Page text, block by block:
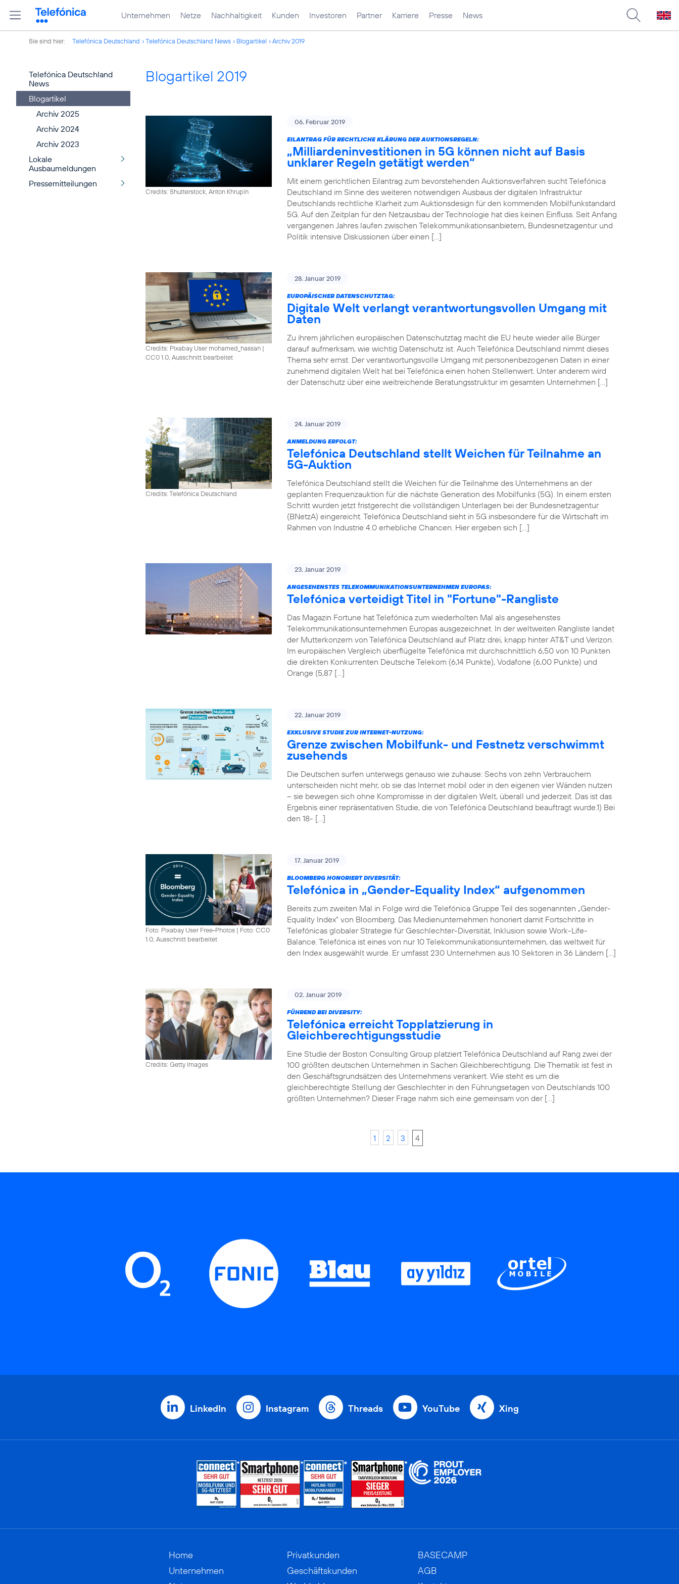
Unternehmen Netze Nachhaltigkeit Kunden Investoren Partner Karriere Presse News
Sie sind hier: Telefónica Deutschland Telefónica Deutschland News Blogartikel Archiv 2019
Telefónica Deutschland
News
Blogartikel
Archiv 2025
Archiv 2024
Archiv 2023
Lokale
Ausbaumeldungen
Pressemitteilungen
Blogartikel 2019
Credits: Shutterstock, Anton Khrupin
06. Februar 2019
EILANTRAG FÜR RECHTLICHE KLÄRUNG DER AUKTIONSREGELN:
„Milliardeninvestitionen in 5G können nicht auf Basis
unklarer Regeln getätigt werden“
Mit einem gerichtlichen Eilantrag zum bevorstehenden Auktionsverfahren sucht Telefónica
Deutschland im Sinne des weiteren notwendigen Ausbaus der digitalen Infrastruktur
Deutschlands rechtliche Klarheit zum Auktionsdesign für den kommenden Mobilfunkstandard
5G. Auf den Zeitplan für den Netzausbau der Technologie hat dies keinen Einfluss. Seit Anfang
vergangenen Jahres laufen zwischen Telekommunikationsanbietern, Bundesnetzagentur und
Politik intensive Diskussionen über einen […]
Credits: Pixabay User mohamed_hassan |
CC0 1.0, Ausschnitt bearbeitet
28. Januar 2019
EUROPÄISCHER DATENSCHUTZTAG:
Digitale Welt verlangt verantwortungsvollen Umgang mit
Daten
Zu ihrem jährlichen europäischen Datenschutztag macht die EU heute wieder alle Bürger
darauf aufmerksam, wie wichtig Datenschutz ist. Auch Telefónica Deutschland nimmt dieses
Thema sehr ernst. Der verantwortungsvolle Umgang mit personenbezogenen Daten in einer
zunehmend digitalen Welt hat bei Telefónica einen hohen Stellenwert. Unter anderem wird
der Datenschutz über eine weitreichende Beratungsstruktur im gesamten Unternehmen […]
Credits: Telefónica Deutschland
24. Januar 2019
ANMELDUNG ERFOLGT:
Telefónica Deutschland stellt Weichen für Teilnahme an
5G-Auktion
Telefónica Deutschland stellt die Weichen für die Teilnahme des Unternehmens an der
geplanten Frequenzauktion für die nächste Generation des Mobilfunks (5G). In einem ersten
Schritt wurden jetzt fristgerecht die vollständigen Unterlagen bei der Bundesnetzagentur
(BNetzA) eingereicht. Telefónica Deutschland sieht in 5G insbesondere für die Wirtschaft im
Rahmen von Industrie 4.0 erhebliche Chancen. Hier ergeben sich […]
23. Januar 2019
ANGESEHENSTES TELEKOMMUNIKATIONSUNTERNEHMEN EUROPAS:
Telefónica verteidigt Titel in "Fortune"-Rangliste
Das Magazin Fortune hat Telefónica zum wiederholten Mal als angesehenstes
Telekommunikationsunternehmen Europas ausgezeichnet. In der weltweiten Rangliste landet
der Mutterkonzern von Telefónica Deutschland auf Platz drei, knapp hinter AT&T und Verizon.
Im europäischen Vergleich überflügelte Telefónica mit durchschnittlich 6,50 von 10 Punkten
die direkten Konkurrenten Deutsche Telekom (6,14 Punkte), Vodafone (6,00 Punkte) und
Orange (5,87 […]
22. Januar 2019
EXKLUSIVE STUDIE ZUR INTERNET-NUTZUNG:
Grenze zwischen Mobilfunk- und Festnetz verschwimmt
zusehends
Die Deutschen surfen unterwegs genauso wie zuhause: Sechs von zehn Verbrauchern
unterscheiden nicht mehr, ob sie das Internet mobil oder in den eigenen vier Wänden nutzen
– sie bewegen sich ohne Kompromisse in der digitalen Welt, überall und jederzeit. Das ist das
Ergebnis einer repräsentativen Studie, die von Telefónica Deutschland beauftragt wurde.1) Bei
den 18- […]
Foto: Pixabay User Free-Photos | Foto: CC0
1.0, Ausschnitt bearbeitet
17. Januar 2019
BLOOMBERG HONORIERT DIVERSITÄT:
Telefónica in „Gender-Equality Index“ aufgenommen
Bereits zum zweiten Mal in Folge wird die Telefónica Gruppe Teil des sogenannten „Gender-
Equality Index“ von Bloomberg. Das Medienunternehmen honoriert damit Fortschritte in
Telefónicas globaler Strategie für Geschlechter-Diversität, Inklusion sowie Work-Life-
Balance. Telefónica ist eines von nur 10 Telekommunikationsunternehmen, das weltweit für
den Index ausgewählt wurde. Er umfasst 230 Unternehmen aus 10 Sektoren in 36 Ländern […]
Credits: Getty Images
02. Januar 2019
FÜHREND BEI DIVERSITY:
Telefónica erreicht Topplatzierung in
Gleichberechtigungsstudie
Eine Studie der Boston Consulting Group platziert Telefónica Deutschland auf Rang zwei der
100 größten deutschen Unternehmen in Sachen Gleichberechtigung. Die Thematik ist fest in
den Geschäftsgrundsätzen des Unternehmens verankert. Wie steht es um die
gleichberechtigte Stellung der Geschlechter in den Führungsetagen von Deutschlands 100
größten Unternehmen? Dieser Frage nahm sich eine gemeinsam von der […]
1 2 3 4
LinkedIn Instagram Threads YouTube Xing
Home
Unternehmen
Privatkunden
Geschäftskunden
BASECAMP
AGB